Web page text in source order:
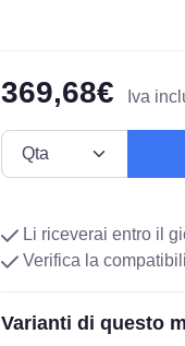
369,68€ Iva
Li riceverai entro il
Verifica la
Varianti di questo